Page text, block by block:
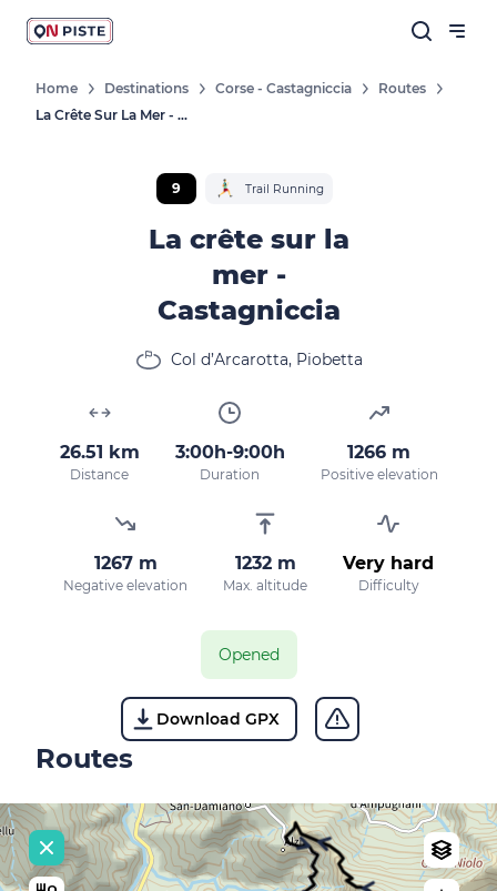
Home Destinations Corse - Castagniccia
Routes
La Crête Sur La Mer - Castagniccia
9 Trail Running
La crête sur la
mer -
Castagniccia
Col d’Arcarotta, Piobetta
26.51 km
Distance
3:00h-9:00h
Duration
1266 m
Positive elevation
1267 m
Negative elevation
1232 m
Max. altitude
Very hard
Difficulty
Opened
Download GPX
Routes